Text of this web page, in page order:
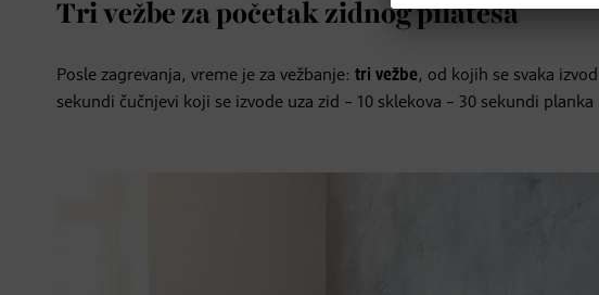
Tri vežbe za početak zidnog pilatesa
Posle zagrevanja, vreme je za vežbanje: tri vežbe, od kojih se svaka
sekundi čučnjevi koji se izvode uza zid – 10 sklekova – 30 sekundi